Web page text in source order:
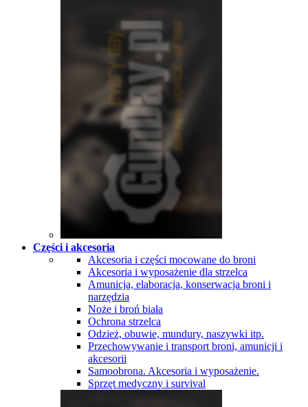
Części i akcesoria
Akcesoria i części mocowane do broni
Akcesoria i wyposażenie dla strzelca
Amunicja, elaboracja, konserwacja broni i
narzędzia
Noże i broń biała
Ochrona strzelca
Odzież, obuwie, mundury, naszywki itp.
Przechowywanie i transport broni, amunicji i
akcesorii
Samoobrona. Akcesoria i wyposażenie.
Sprzęt medyczny i survival